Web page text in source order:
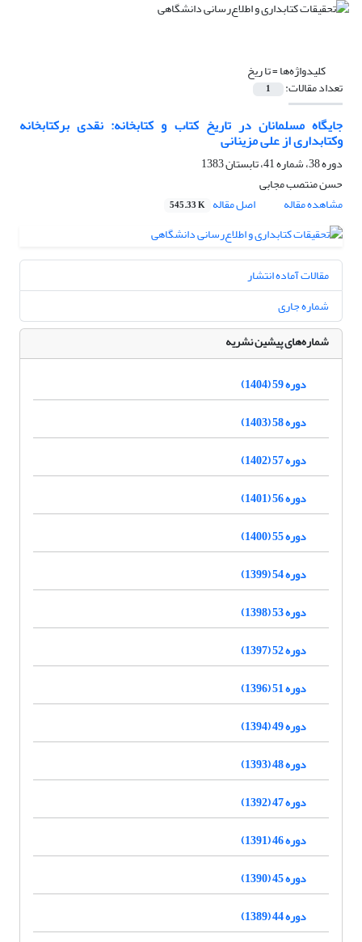
کلیدواژه‌ها =تا ریخ
تعداد مقالات: 1
جایگاه مسلمانان در تاریخ کتاب و کتابخانه: نقدی برکتابخانه
وکتابداری از علی مزینانی
دوره 38، شماره 41، تابستان 1383
حسن منتصب مجابى
مشاهده مقاله
اصل مقاله 545.33 K
مقالات آماده انتشار
شماره جاری
شماره‌های پیشین نشریه
دوره 59 (1404)
دوره 58 (1403)
دوره 57 (1402)
دوره 56 (1401)
دوره 55 (1400)
دوره 54 (1399)
دوره 53 (1398)
دوره 52 (1397)
دوره 51 (1396)
دوره 49 (1394)
دوره 48 (1393)
دوره 47 (1392)
دوره 46 (1391)
دوره 45 (1390)
دوره 44 (1389)